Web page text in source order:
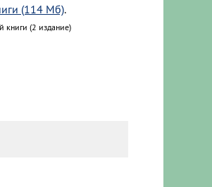
(114 Мб).
книги (2 издание)